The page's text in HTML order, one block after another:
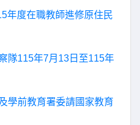
年度在職教師進修原住民
隊115年7月13日至115年
學前教育署委請國家教育